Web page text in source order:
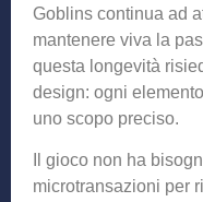
Goblins continua ad
mantenere viva la
questa longevità
design: ogni
uno scopo preciso.
Il gioco non ha
microtransazioni per